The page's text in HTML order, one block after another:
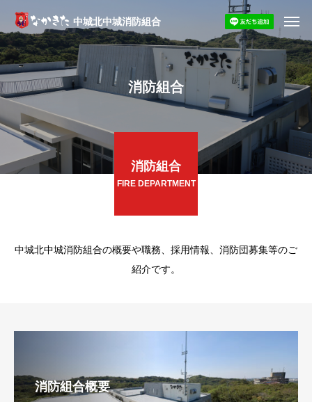
中城北中城消防組合
消防組合
消防組合
FIRE DEPARTMENT
中城北中城消防組合の概要や職務、採用情報、消防団募集等のご
紹介です。
消防組合概要